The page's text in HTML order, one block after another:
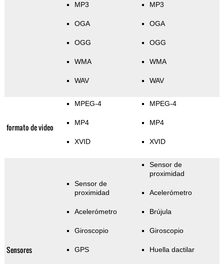
MP3
OGA
OGG
WMA
WAV
MP3
OGA
OGG
WMA
WAV
formato de video
MPEG-4
MP4
XVID
MPEG-4
MP4
XVID
Sensores
Sensor de
proximidad
Acelerómetro
Giroscopio
GPS
Sensor de
proximidad
Acelerómetro
Brújula
Giroscopio
Huella dactilar